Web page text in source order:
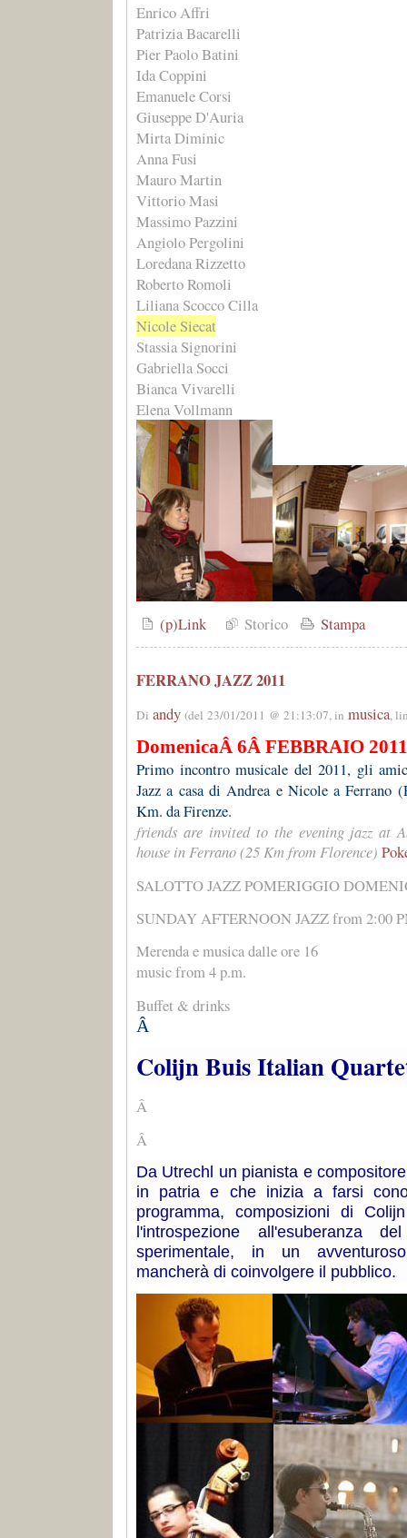
Enrico Affri
Patrizia Bacarelli
Pier Paolo Batini
Ida Coppini
Emanuele Corsi
Giuseppe D'Auria
Mirta Diminic
Anna Fusi
Mauro Martin
Vittorio Masi
Massimo Pazzini
Angiolo Pergolini
Loredana Rizzetto
Roberto Romoli
Liliana Scocco Cilla
Nicole Siecat
Stassia Signorini
Gabriella Socci
Bianca Vivarelli
Elena Vollmann
(p)Link Storico Stampa
FERRANO JAZZ 2011
Di andy (del 23/01/2011 @ 21:13:07, in musica,
DomenicaÂ 6Â FEBBRAIO 2011
Primo incontro musicale del 2011, gli
Jazz a casa di Andrea e Nicole a Ferrano
Km. da Firenze.
friends are invited to the evening jazz at
house in Ferrano (25 Km from Florence)
SALOTTO JAZZ POMERIGGIO
SUNDAY AFTERNOON JAZZ from 2:00
Merenda e musica dalle ore 16
music from 4 p.m.
Buffet & drinks
Â
Colijn Buis Italian
Â
Â
Da Utrechl un pianista e
in patria e che inizia a farsi
programma, composizioni di
l'introspezione all'esuberanza
sperimentale, in un
mancherà di coinvolgere il pubblico.